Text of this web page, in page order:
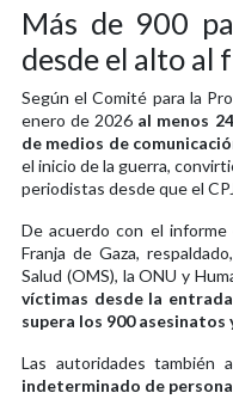
Más de 900
desde el alto al
Según el Comité para la
enero de 2026 al menos
de medios de
el inicio de la guerra,
periodistas desde que el
De acuerdo con el
Franja de Gaza,
Salud (OMS), la ONU y
víctimas desde la
supera los 900 asesinatos
Las autoridades también
indeterminado de